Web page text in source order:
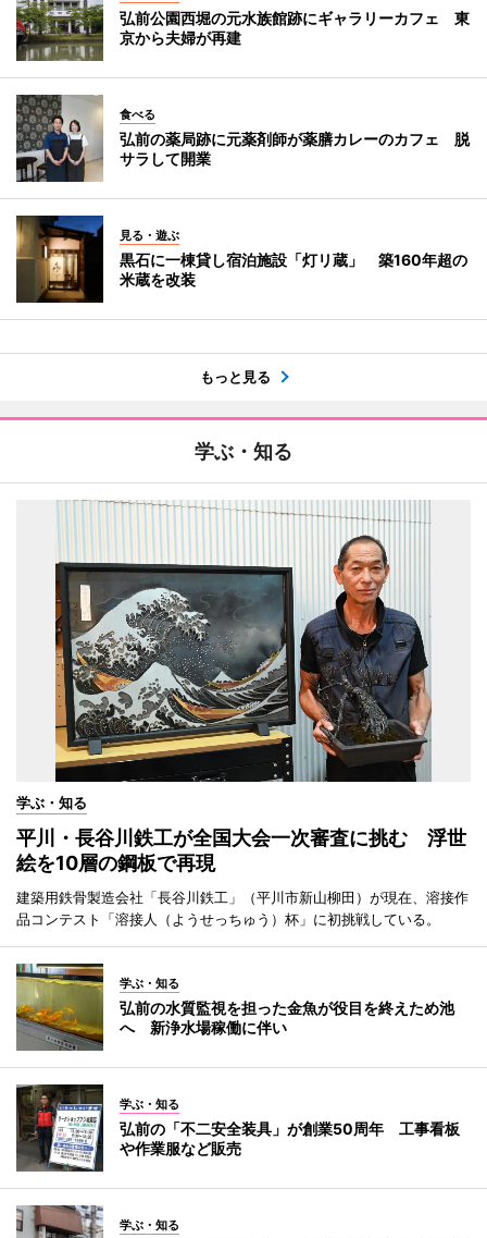
弘前公園西堀の元水族館跡にギャラリーカフェ 東
京から夫婦が再建
食べる
弘前の薬局跡に元薬剤師が薬膳カレーのカフェ 脱
サラして開業
見る・遊ぶ
黒石に一棟貸し宿泊施設「灯リ蔵」 築160年超の
米蔵を改装
もっと見る
学ぶ・知る
学ぶ・知る
平川・長谷川鉄工が全国大会一次審査に挑む 浮世
絵を10層の鋼板で再現
建築用鉄骨製造会社「長谷川鉄工」（平川市新山柳田）が現在、溶接作
品コンテスト「溶接人（ようせっちゅう）杯」に初挑戦している。
学ぶ・知る
弘前の水質監視を担った金魚が役目を終えため池
へ 新浄水場稼働に伴い
学ぶ・知る
弘前の「不二安全装具」が創業50周年 工事看板
や作業服など販売
学ぶ・知る